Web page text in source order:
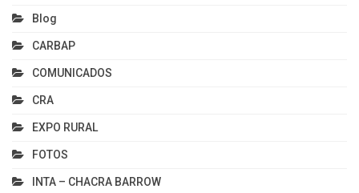
Blog
CARBAP
COMUNICADOS
CRA
EXPO RURAL
FOTOS
INTA – CHACRA BARROW